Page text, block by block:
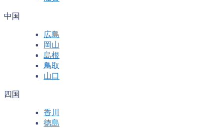
中国
広島
岡山
島根
鳥取
山口
四国
香川
徳島